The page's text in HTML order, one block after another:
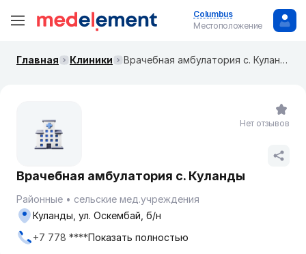
Columbus
Местоположение
Главная Клиники Врачебная амбулатория с. Куланды
Врачебная амбулатория с. Куланды
Районные
сельские мед.учреждения
Куланды, ул. Оскембай, б/н
+7 778 ****Показать полностью
Нет отзывов